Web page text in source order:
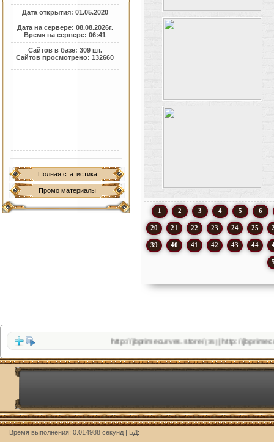
Дата открытия: 01.05.2020
Дата на сервере: 08.08.2026г.
Время на сервере: 06:41
Сайтов в базе: 309 шт.
Сайтов просмотрено: 132660
Полная статистика
Промо материалы
1 2 3 4 5 6
20 21 22 23 24 25
39 40 41 42 43 44
http://jbprimecurves.store/(35)|http://
Время выполнения: 0.014988 секунд | БД: